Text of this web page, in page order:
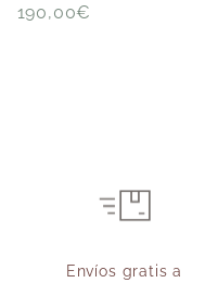
190,00€
Envíos gratis a